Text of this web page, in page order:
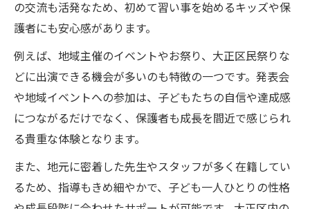
発表会で得られるダンススクールの成長体
保護者が実感するダンススクール通学の効
果
ダンススクール探しに役立つポイントを解説
ダンススクール選びで見落としがちな比較
体験レッスン参加でわかる教室の雰囲気
口コミとSNS活用で信頼できるダンススク
の交流も活発なため、初めて習い事を始めるキッズや保
護者にも安心感があります。
例えば、地域主催のイベントやお祭り、大正区民祭りな
どに出演できる機会が多いのも特徴の一つです。発表会
や地域イベントへの参加は、子どもたちの自信や達成感
につながるだけでなく、保護者も成長を間近で感じられ
る貴重な体験となります。
また、地元に密着した先生やスタッフが多く在籍してい
るため、指導もきめ細やかで、子ども一人ひとりの性格